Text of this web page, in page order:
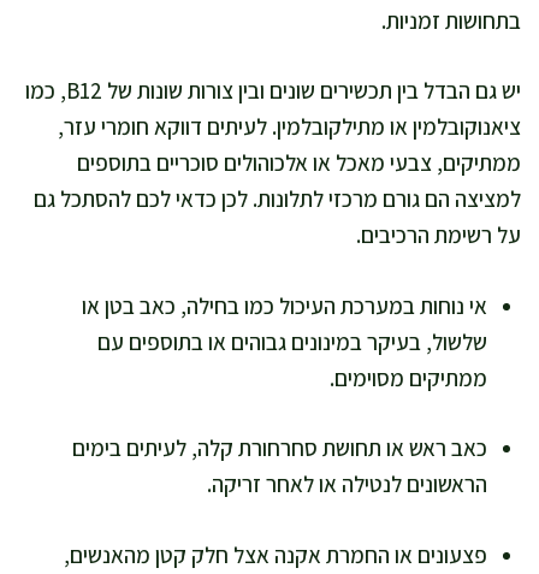
בתחושות זמניות.
יש גם הבדל בין תכשירים שונים ובין צורות שונות של B12, כמו
ציאנוקובלמין או מתילקובלמין. לעיתים דווקא חומרי עזר,
ממתיקים, צבעי מאכל או אלכוהולים סוכריים בתוספים
למציצה הם גורם מרכזי לתלונות. לכן כדאי לכם להסתכל גם
על רשימת הרכיבים.
אי נוחות במערכת העיכול כמו בחילה, כאב בטן או
שלשול, בעיקר במינונים גבוהים או בתוספים עם
ממתיקים מסוימים.
כאב ראש או תחושת סחרחורת קלה, לעיתים בימים
הראשונים לנטילה או לאחר זריקה.
פצעונים או החמרת אקנה אצל חלק קטן מהאנשים,